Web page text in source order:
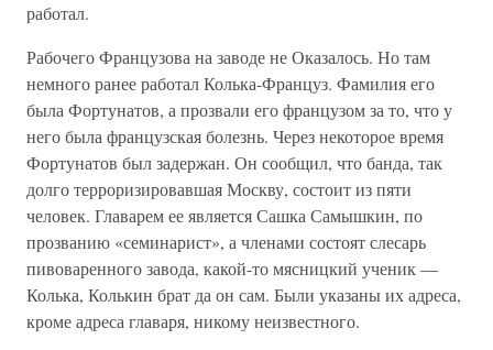
работал.
Рабочего Французова на заводе не Оказалось. Но там
немного ранее работал Колька-Француз. Фамилия его
была Фортунатов, а прозвали его французом за то, что у
него была французская болезнь. Через некоторое время
Фортунатов был задержан. Он сообщил, что банда, так
долго терроризировавшая Москву, состоит из пяти
человек. Главарем ее является Сашка Самышкин, по
прозванию «семинарист», а членами состоят слесарь
пивоваренного завода, какой-то мясницкий ученик —
Колька, Колькин брат да он сам. Были указаны их адреса,
кроме адреса главаря, никому неизвестного.